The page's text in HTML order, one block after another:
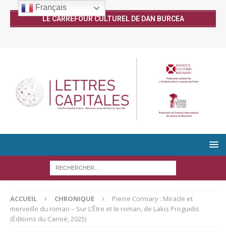
LE CARREFOUR CULTUREL DE DAN BURCEA
ACCUEIL CHRONIQUE
Pierre Cormary : Miracle et
merveille du roman – Sur L’Être et le roman, de Lakis Proguidis
(Éditions du Canoë, 2025)
Français